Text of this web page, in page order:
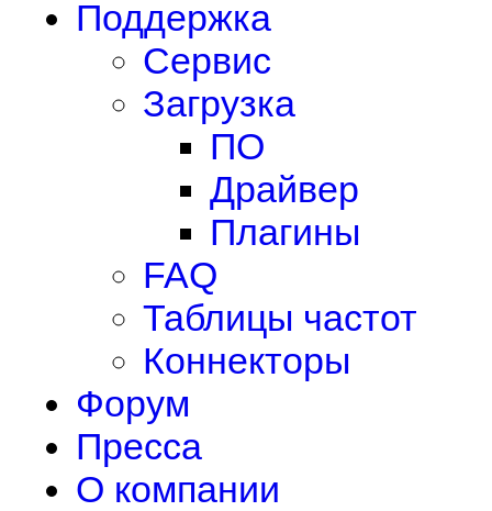
Поддержка
Сервис
Загрузка
ПО
Драйвер
Плагины
FAQ
Таблицы частот
Коннекторы
Форум
Пресса
О компании